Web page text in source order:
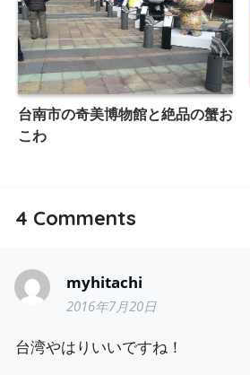
台南市の奇美博物館と絶品の蟹お
こわ
4 Comments
myhitachi
2016年7月20日
台湾やはりいいですね！